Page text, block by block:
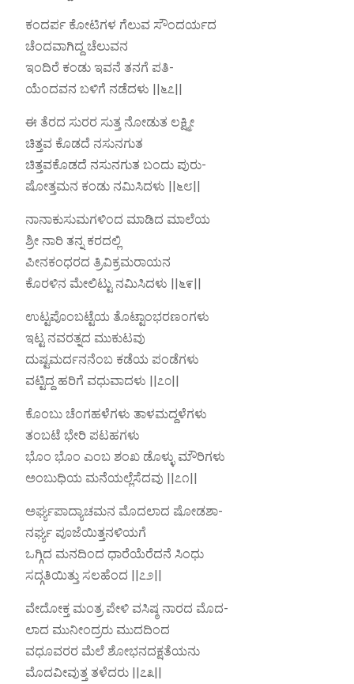
ಕಂದರ್ಪ ಕೋಟಿಗಳ ಗೆಲುವ ಸೌಂದರ್ಯದ
ಚೆಂದವಾಗಿದ್ದ ಚೆಲುವನ
ಇಂದಿರೆ ಕಂಡು ಇವನೆ ತನಗೆ ಪತಿ-
ಯೆಂದವನ ಬಳಿಗೆ ನಡೆದಳು ||೬೭||
ಈ ತೆರದ ಸುರರ ಸುತ್ತ ನೋಡುತ ಲಕ್ಷ್ಮೀ
ಚಿತ್ತವ ಕೊಡದೆ ನಸುನಗುತ
ಚಿತ್ತವಕೊಡದೆ ನಸುನಗುತ ಬಂದು ಪುರು-
ಷೋತ್ತಮನ ಕಂಡು ನಮಿಸಿದಳು ||೬೮||
ನಾನಾಕುಸುಮಗಳಿಂದ ಮಾಡಿದ ಮಾಲೆಯ
ಶ್ರೀ ನಾರಿ ತನ್ನ ಕರದಲ್ಲಿ
ಪೀನಕಂಧರದ ತ್ರಿವಿಕ್ರಮರಾಯನ
ಕೊರಳಿನ ಮೇಲಿಟ್ಟು ನಮಿಸಿದಳು ||೬೯||
ಉಟ್ಟಪೊಂಬಟ್ಟೆಯ ತೊಟ್ಟಾಂಭರಣಂಗಳು
ಇಟ್ಟ ನವರತ್ನದ ಮುಕುಟವು
ದುಷ್ಟಮರ್ದನನೆಂಬ ಕಡೆಯ ಪಂಡೆಗಳು
ವಟ್ಟಿದ್ದ ಹರಿಗೆ ವಧುವಾದಳು ||೭೦||
ಕೊಂಬು ಚೆಂಗಹಳೆಗಳು ತಾಳಮದ್ದಳೆಗಳು
ತಂಬಟೆ ಭೇರಿ ಪಟಹಗಳು
ಭೊಂ ಭೊಂ ಎಂಬ ಶಂಖ ಡೊಳ್ಳು ಮೌರಿಗಳು
ಅಂಬುಧಿಯ ಮನೆಯಲ್ಲೆಸೆದವು ||೭೧||
ಅರ್ಘ್ಯಪಾದ್ಯಾಚಮನ ಮೊದಲಾದ ಷೋಡಶಾ-
ನರ್ಘ್ಯ ಪೂಜೆಯಿತ್ತನಳಿಯಗೆ
ಒಗ್ಗಿದ ಮನದಿಂದ ಧಾರೆಯೆರೆದನೆ ಸಿಂಧು
ಸದ್ಗತಿಯಿತ್ತು ಸಲಹೆಂದ ||೭೨||
ವೇದೋಕ್ತ ಮಂತ್ರ ಪೇಳಿ ವಸಿಷ್ಠ ನಾರದ ಮೊದ-
ಲಾದ ಮುನೀಂದ್ರರು ಮುದದಿಂದ
ವಧೂವರರ ಮೆಲೆ ಶೋಭನದಕ್ಷತೆಯನು
ಮೊದವೀವುತ್ತ ತಳೆದರು ||೭೩||